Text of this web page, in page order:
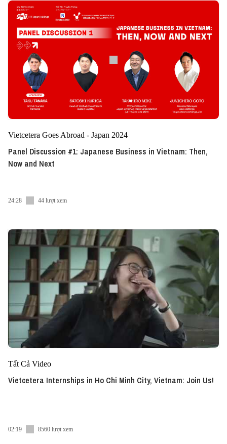
Vietcetera Goes Abroad - Japan 2024
Panel Discussion #1: Japanese Business in Vietnam: Then,
Now and Next
24:28 44 lượt xem
Tất Cả Video
Vietcetera Internships in Ho Chi Minh City, Vietnam: Join Us!
02:19 8560 lượt xem